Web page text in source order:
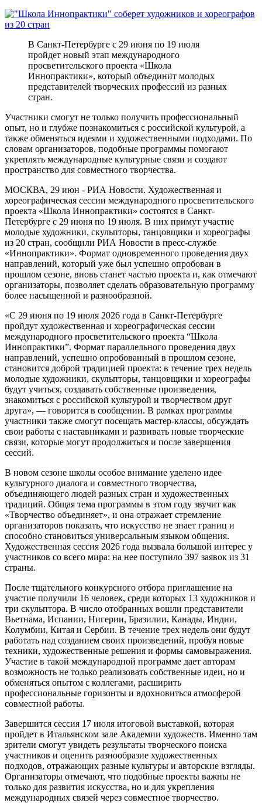
В Санкт-Петербурге с 29 июня по 19 июля
пройдет новый этап международного
просветительского проекта «Школа
Иннопрактики», который объединит молодых
представителей творческих профессий из разных
стран.
Участники смогут не только получить профессиональный
опыт, но и глубже познакомиться с российской культурой, а
также обменяться идеями и художественными подходами. По
словам организаторов, подобные программы помогают
укреплять международные культурные связи и создают
пространство для совместного творчества.
МОСКВА, 29 июн - РИА Новости. Художественная и
хореографическая сессии международного просветительского
проекта «Школа Иннопрактики» состоятся в Санкт-
Петербурге с 29 июня по 19 июля. В них примут участие
молодые художники, скульпторы, танцовщики и хореографы
из 20 стран, сообщили РИА Новости в пресс-службе
«Иннопрактики». Формат одновременного проведения двух
направлений, который уже был успешно опробован в
прошлом сезоне, вновь станет частью проекта и, как отмечают
организаторы, позволяет сделать образовательную программу
более насыщенной и разнообразной.
«С 29 июня по 19 июля 2026 года в Санкт-Петербурге
пройдут художественная и хореографическая сессии
международного просветительского проекта “Школа
Иннопрактики”. Формат параллельного проведения двух
направлений, успешно опробованный в прошлом сезоне,
становится доброй традицией проекта: в течение трех недель
молодые художники, скульпторы, танцовщики и хореографы
будут учиться, создавать собственные произведения,
знакомиться с российской культурой и творчеством друг
друга», — говорится в сообщении. В рамках программы
участники также смогут посещать мастер-классы, обсуждать
свои работы с наставниками и развивать новые творческие
связи, которые могут продолжиться и после завершения
сессий.
В новом сезоне школы особое внимание уделено идее
культурного диалога и совместного творчества,
объединяющего людей разных стран и художественных
традиций. Общая тема программы в этом году звучит как
«Творчество объединяет», и она отражает стремление
организаторов показать, что искусство не знает границ и
способно становиться универсальным языком общения.
Художественная сессия 2026 года вызвала большой интерес у
участников со всего мира: на нее поступило 397 заявок из 31
страны.
После тщательного конкурсного отбора приглашение на
участие получили 16 человек, среди которых 13 художников и
три скульптора. В число отобранных вошли представители
Вьетнама, Испании, Нигерии, Бразилии, Канады, Индии,
Колумбии, Китая и Сербии. В течение трех недель они будут
работать над созданием своих произведений, пробуя новые
техники, художественные решения и формы самовыражения.
Участие в такой международной программе дает авторам
возможность не только реализовать собственные идеи, но и
обменяться опытом с коллегами, расширить
профессиональные горизонты и вдохновиться атмосферой
совместной работы.
Завершится сессия 17 июля итоговой выставкой, которая
пройдет в Итальянском зале Академии художеств. Именно там
зрители смогут увидеть результаты творческого поиска
участников и оценить разнообразие художественных
подходов, отражающих разные культуры и авторские взгляды.
Организаторы отмечают, что подобные проекты важны не
только для развития искусства, но и для укрепления
международных связей через совместное творчество.